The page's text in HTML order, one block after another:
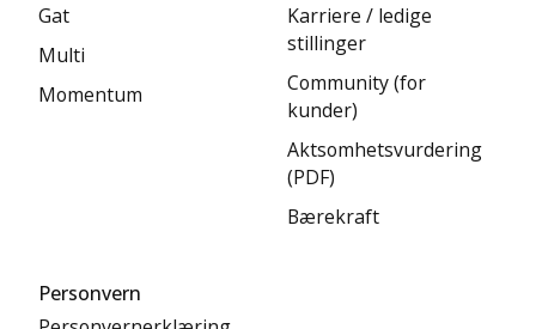
Gat
Multi
Momentum
Karriere / ledige
stillinger
Community (for
kunder)
Aktsomhetsvurdering
(PDF)
Bærekraft
Personvern